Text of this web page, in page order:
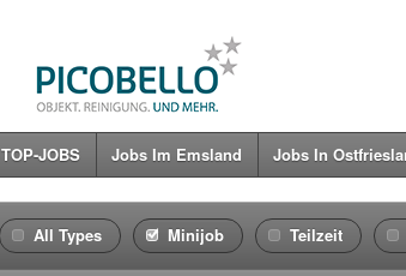
TOP-JOBS Jobs Im Emsland Jobs In
All Types Minijob Teilzeit